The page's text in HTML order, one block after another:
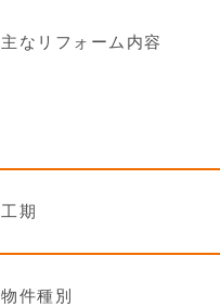
主なリフォーム内容
工期
物件種別